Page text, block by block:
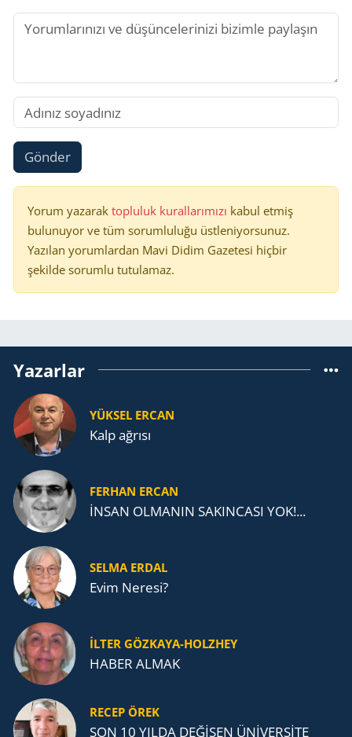
Gönder
Yorum yazarak topluluk kurallarımızı kabul etmiş
bulunuyor ve tüm sorumluluğu üstleniyorsunuz.
Yazılan yorumlardan Mavi Didim Gazetesi hiçbir
şekilde sorumlu tutulamaz.
Yazarlar
YÜKSEL ERCAN
Kalp ağrısı
FERHAN ERCAN
İNSAN OLMANIN SAKINCASI YOK!...
SELMA ERDAL
Evim Neresi?
İLTER GÖZKAYA-HOLZHEY
HABER ALMAK
RECEP ÖREK
SON 10 YILDA DEĞİŞEN ÜNİVERSİTE